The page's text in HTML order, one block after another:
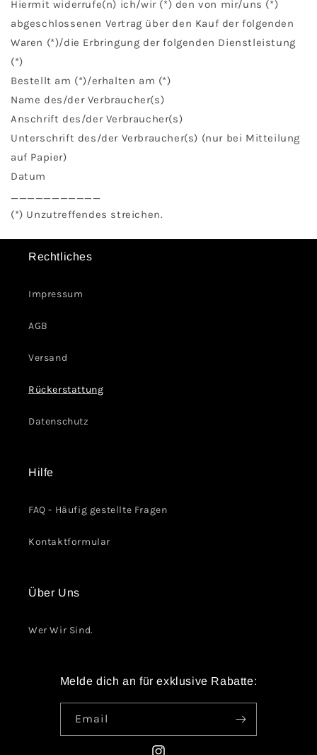
Hiermit widerrufe(n) ich/wir (*) den von mir/uns (*)
abgeschlossenen Vertrag über den Kauf der folgenden
Waren (*)/die Erbringung der folgenden Dienstleistung
(*)
Bestellt am (*)/erhalten am (*)
Name des/der Verbraucher(s)
Anschrift des/der Verbraucher(s)
Unterschrift des/der Verbraucher(s) (nur bei Mitteilung
auf Papier)
Datum
___________
(*) Unzutreffendes streichen.
Rechtliches
Impressum
AGB
Versand
Rückerstattung
Datenschutz
Hilfe
FAQ - Häufig gestellte Fragen
Kontaktformular
Über Uns
Wer Wir Sind.
Melde dich an für exklusive Rabatte:
Email